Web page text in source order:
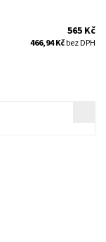
565 Kč
466,94 Kčbez DPH